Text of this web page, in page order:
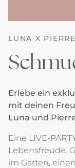
LUNA X
Erlebe ein
mit deinen
Luna und
Eine LIVE-
Lebensfreude.
im Garten,